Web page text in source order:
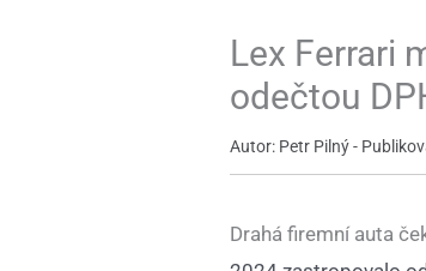
Lex Ferrari
odečtou
Autor: Petr Pilný -
Drahá firemní auta